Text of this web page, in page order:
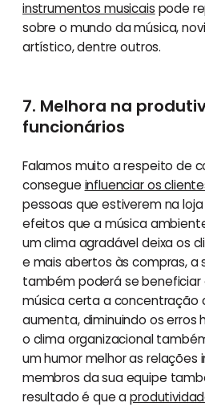
instrumentos musicais pode
sobre o mundo da música,
artístico, dentre outros.
7. Melhora na
funcionários
Falamos muito a respeito de
consegue influenciar os
pessoas que estiverem na
efeitos que a música
um clima agradável deixa os
e mais abertos às compras, a
também poderá se beneficiar
música certa a concentração
aumenta, diminuindo os erros
o clima organizacional
um humor melhor as relações
membros da sua equipe
resultado é que a